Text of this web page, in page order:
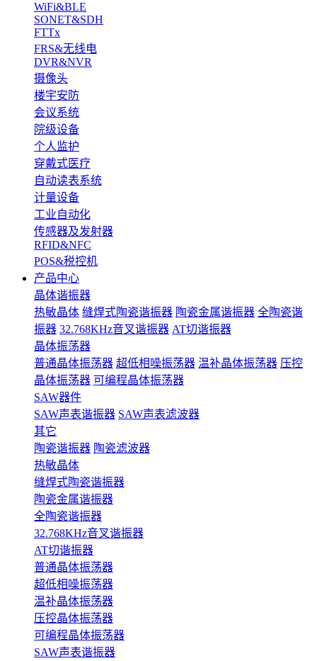
WiFi&BLE
SONET&SDH
FTTx
FRS&无线电
DVR&NVR
摄像头
楼宇安防
会议系统
院级设备
个人监护
穿戴式医疗
自动读表系统
计量设备
工业自动化
传感器及发射器
RFID&NFC
POS&税控机
产品中心
晶体谐振器
热敏晶体 缝焊式陶瓷谐振器 陶瓷金属谐振器 全陶瓷谐
振器 32.768KHz音叉谐振器 AT切谐振器
晶体振荡器
普通晶体振荡器 超低相噪振荡器 温补晶体振荡器 压控
晶体振荡器 可编程晶体振荡器
SAW器件
SAW声表谐振器 SAW声表滤波器
其它
陶瓷谐振器 陶瓷滤波器
热敏晶体
缝焊式陶瓷谐振器
陶瓷金属谐振器
全陶瓷谐振器
32.768KHz音叉谐振器
AT切谐振器
普通晶体振荡器
超低相噪振荡器
温补晶体振荡器
压控晶体振荡器
可编程晶体振荡器
SAW声表谐振器